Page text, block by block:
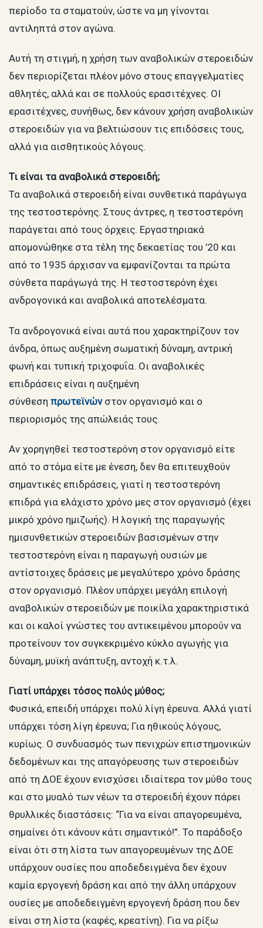
περίοδο τα σταματούν, ώστε να μη γίνονται
αντιληπτά στον αγώνα.
Αυτή τη στιγμή, η χρήση των αναβολικών στεροειδών
δεν περιορίζεται πλέον μόνο στους επαγγελματίες
αθλητές, αλλά και σε πολλούς ερασιτέχνες. ΟΙ
ερασιτέχνες, συνήθως, δεν κάνουν χρήση αναβολικών
στεροειδών για να βελτιώσουν τις επιδόσεις τους,
αλλά για αισθητικούς λόγους.
Τι είναι τα αναβολικά στεροειδή;
Τα αναβολικά στεροειδή είναι συνθετικά παράγωγα
της τεστοστερόνης. Στους άντρες, η τεστοστερόνη
παράγεται από τους όρχεις. Εργαστηριακά
απομονώθηκε στα τέλη της δεκαετίας του ’20 και
από το 1935 άρχισαν να εμφανίζονται τα πρώτα
σύνθετα παράγωγά της. Η τεστοστερόνη έχει
ανδρογονικά και αναβολικά αποτελέσματα.
Τα ανδρογονικά είναι αυτά που χαρακτηρίζουν τον
άνδρα, όπως αυξημένη σωματική δύναμη, αντρική
φωνή και τυπική τριχοφυΐα. Οι αναβολικές
επιδράσεις είναι η αυξημένη
σύνθεση πρωτεϊνώνστον οργανισμό και ο
περιορισμός της απώλειάς τους.
Αν χορηγηθεί τεστοστερόνη στον οργανισμό είτε
από το στόμα είτε με ένεση, δεν θα επιτευχθούν
σημαντικές επιδράσεις, γιατί η τεστοστερόνη
επιδρά για ελάχιστο χρόνο μες στον οργανισμό (έχει
μικρό χρόνο ημιζωής). Η λογική της παραγωγής
ημισυνθετικών στεροειδών βασισμένων στην
τεστοστερόνη είναι η παραγωγή ουσιών με
αντίστοιχες δράσεις με μεγαλύτερο χρόνο δράσης
στον οργανισμό. Πλέον υπάρχει μεγάλη επιλογή
αναβολικών στεροειδών με ποικίλα χαρακτηριστικά
και οι καλοί γνώστες του αντικειμένου μπορούν να
προτείνουν τον συγκεκριμένο κύκλο αγωγής για
δύναμη, μυϊκή ανάπτυξη, αντοχή κ.τ.λ.
Γιατί υπάρχει τόσος πολύς μύθος;
Φυσικά, επειδή υπάρχει πολύ λίγη έρευνα. Αλλά γιατί
υπάρχει τόση λίγη έρευνα; Για ηθικούς λόγους,
κυρίως. Ο συνδυασμός των πενιχρών επιστημονικών
δεδομένων και της απαγόρευσης των στεροειδών
από τη ΔΟΕ έχουν ενισχύσει ιδιαίτερα τον μύθο τους
και στο μυαλό των νέων τα στεροειδή έχουν πάρει
θρυλλικές διαστάσεις: “Για να είναι απαγορευμένα,
σημαίνει ότι κάνουν κάτι σημαντικό!”. Το παράδοξο
είναι ότι στη λίστα των απαγορευμένων της ΔΟΕ
υπάρχουν ουσίες που αποδεδειγμένα δεν έχουν
καμία εργογενή δράση και από την άλλη υπάρχουν
ουσίες με αποδεδειγμένη εργογενή δράση που δεν
είναι στη λίστα (καφές, κρεατίνη). Για να ρίξω